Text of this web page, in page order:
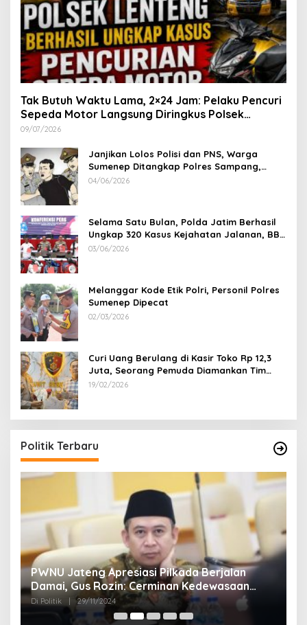
Tak Butuh Waktu Lama, 2×24 Jam: Pelaku Pencuri
Sepeda Motor Langsung Diringkus Polsek
Lenteng di Wilayah Manding
09/07/2026
Janjikan Lolos Polisi dan PNS, Warga
Sumenep Ditangkap Polres Sampang,
Korban Rugi Rp 600 juta
04/06/2026
Selama Satu Bulan, Polda Jatim Berhasil
Ungkap 320 Kasus Kejahatan Jalanan, BB
100 Sepeda Motor dan 12 Mobil Diamankan
03/06/2026
Melanggar Kode Etik Polri, Personil Polres
Sumenep Dipecat
02/03/2026
Curi Uang Berulang di Kasir Toko Rp 12,3
Juta, Seorang Pemuda Diamankan Tim
Reskrim Polsek Lenteng Sumenep
19/02/2026
Politik Terbaru
PWNU Jateng Apresiasi Pilkada Berjalan
Damai, Gus Rozin: Cerminan Kedewasaan
Politik Masyarakat
Di Politik 29/11/2024